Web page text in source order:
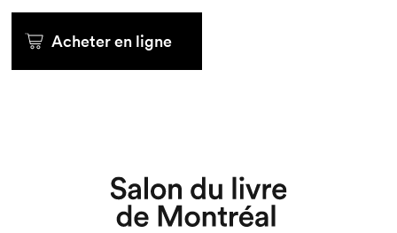
Que cherchez-vous?
Acheter en ligne